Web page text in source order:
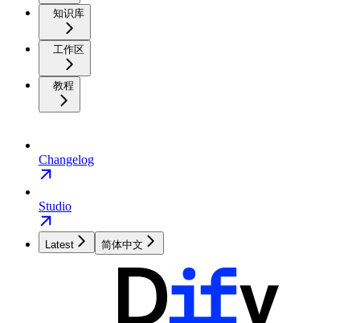
知识库
工作区
教程
Changelog
Studio
Latest 简体中文